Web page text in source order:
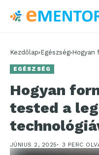
Kezdőlap Egészség Hogyan
EGÉSZSÉG
Hogyan
tested a
JÚNIUS 2, 2025 3 PERC